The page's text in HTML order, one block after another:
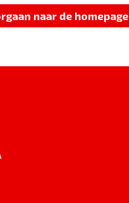
naar de homepage